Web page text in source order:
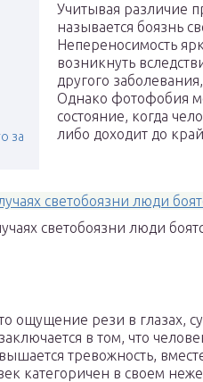
за
Учитывая различие
называется боязнь
Непереносимость
возникнуть
другого
Однако фотофобия
состояние, когда
либо доходит до
светобоязни люди
ощущение рези в глазах,
в том, что
тревожность,
категоричен в своем